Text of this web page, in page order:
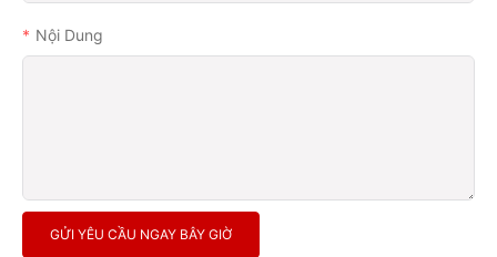
Nội Dung
GỬI YÊU CẦU NGAY BÂY GIỜ